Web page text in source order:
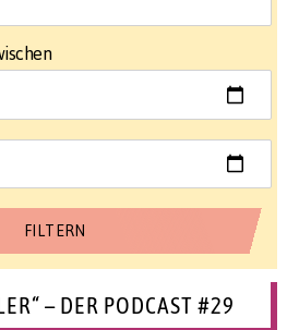
– DER PODCAST #29